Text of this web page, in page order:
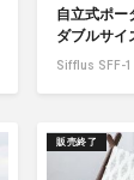
自立式ポー
ダブルサイ
Sifflus SFF-
販売終了